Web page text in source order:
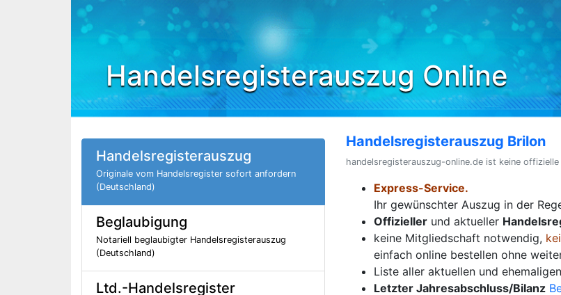
Handelsregisterauszug Online
Handelsregisterauszug
Originale vom Handelsregister sofort anfordern
(Deutschland)
Beglaubigung
Notariell beglaubigter Handelsregisterauszug
(Deutschland)
Ltd.-Handelsregister
Handelsregisterauszug Brilon
handelsregisterauszug-online.de ist keine
Express-Service.
Ihr gewünschter Auszug in der
Offizieller und aktueller
keine Mitgliedschaft notwendig,
einfach online bestellen ohne
Liste aller aktuellen und ehemaligen
Letzter Jahresabschluss/Bilanz